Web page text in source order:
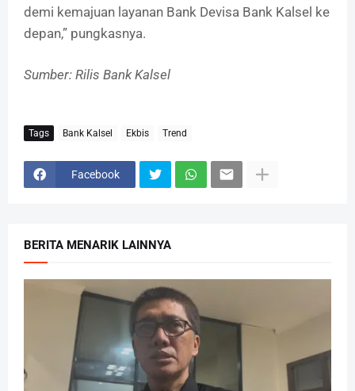
demi kemajuan layanan Bank Devisa Bank Kalsel ke
depan,” pungkasnya.
Sumber: Rilis Bank Kalsel
Tags Bank Kalsel Ekbis Trend
Facebook
BERITA MENARIK LAINNYA